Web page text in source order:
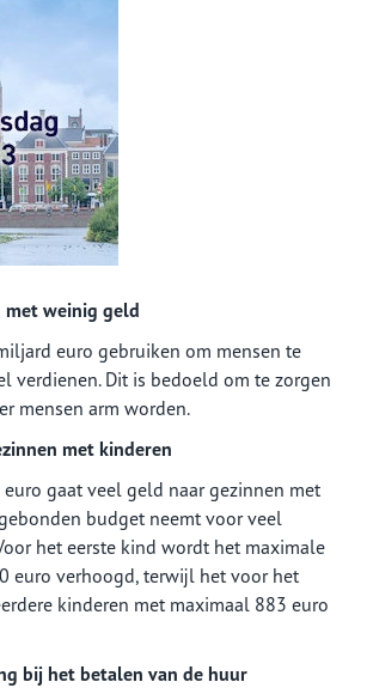
met weinig geld
euro gebruiken om mensen te
verdienen. Dit is bedoeld om te zorgen
mensen arm worden.
met kinderen
gaat veel geld naar gezinnen met
budget neemt voor veel
het eerste kind wordt het maximale
euro verhoogd, terwijl het voor het
kinderen met maximaal 883 euro
bij het betalen van de huur